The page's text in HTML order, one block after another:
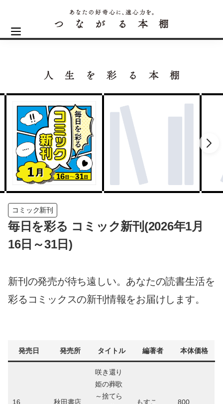
コミック新刊
毎日を彩る コミック新刊(2026年1月
16日～31日)
新刊の発売が待ち遠しい。あなたの読書生活を
彩るコミックスの新刊情報をお届けします。
発売日 発売所 タイトル 編著者 本体価格
16 秋田書店
咲き還り
姫の葬歌
～捨てら
もすこ 800